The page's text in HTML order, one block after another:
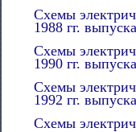
Схемы
1988 гг. выпуска
Схемы
1990 гг. выпуска
Схемы
1992 гг. выпуска
Схемы